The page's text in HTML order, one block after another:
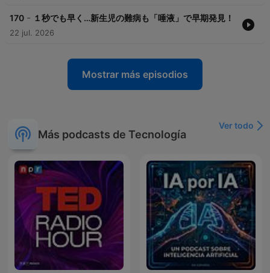
170 - １秒でも早く…新生児の難病も「唾液」で早期発見！
22 jul. 2026
Mostrar más episodios
Más podcasts de Tecnología
Ver todo